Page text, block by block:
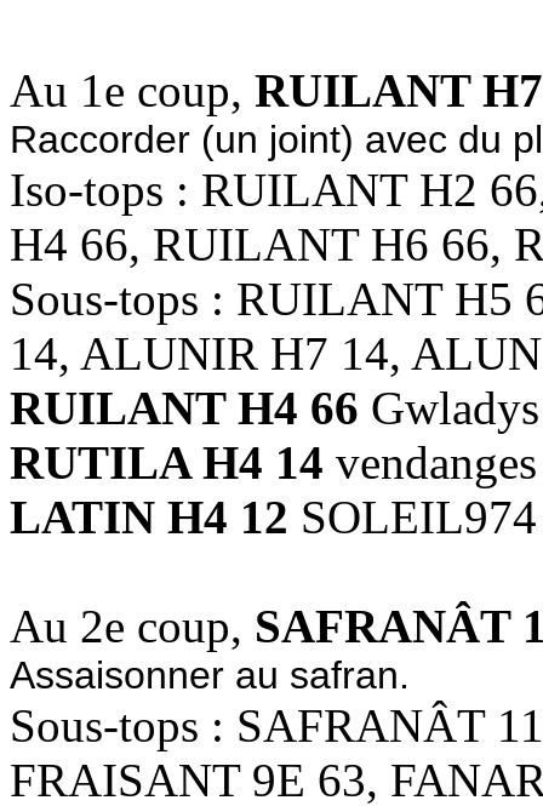
Au 1e coup, RUILANT
Raccorder (un joint) avec du
Iso-tops : RUILANT H2
H4 66, RUILANT H6 66,
Sous-tops : RUILANT
14, ALUNIR H7 14,
RUILANT H4 66 Gwladys
RUTILA H4 14 vendanges
LATIN H4 12 SOLEIL974
Au 2e coup, SAFRANÂT
Assaisonner au safran.
Sous-tops : SAFRANÂT
FRAISANT 9E 63,